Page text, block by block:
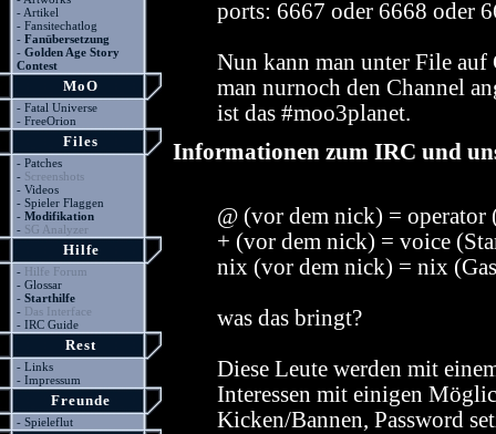
- Artikel
- Fansitechatlog
- Fanübersetzung
- Golden Age Story
Contest
MoO
- Fatal Universe
- FreeOrion
Files
- Patches
- Screenshots
- Videos
- Spieler Flaggen
- Modifikation
- SG Analyzer
Hilfe
- Hilfe Forum
- Glossar
- Starthilfe
- Das Interface
- IRC Guide
Rest
- Links
- Impressum
Freunde
- Spieleflut
ports: 6667 oder 6668 oder
Nun kann man unter File
man nurnoch den Channel
ist das #moo3planet.
Informationen zum IRC und
@ (vor dem nick) = operator
+ (vor dem nick) = voice
nix (vor dem nick) = nix
was das bringt?
Diese Leute werden mit
Interessen mit einigen
Kicken/Bannen, Password